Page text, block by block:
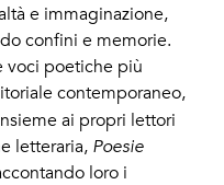
e immaginazione,
confini e memorie.
voci poetiche più
contemporaneo,
ai propri lettori
letteraria, Poesie
loro i